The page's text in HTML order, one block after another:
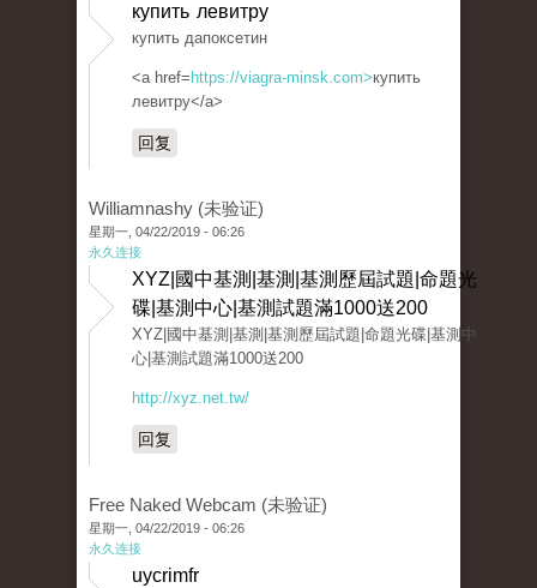
купить левитру
купить дапоксетин
<a href= https://viagra-minsk.com>купить
левитру</a>
回复
Williamnashy (未验证)
星期一, 04/22/2019 - 06:26
永久连接
XYZ|國中基測|基測|基測歷屆試題|命題光
碟|基測中心|基測試題滿1000送200
XYZ|國中基測|基測|基測歷屆試題|命題光碟|基測中
心|基測試題滿1000送200
http://xyz.net.tw/
回复
Free Naked Webcam (未验证)
星期一, 04/22/2019 - 06:26
永久连接
uycrimfr